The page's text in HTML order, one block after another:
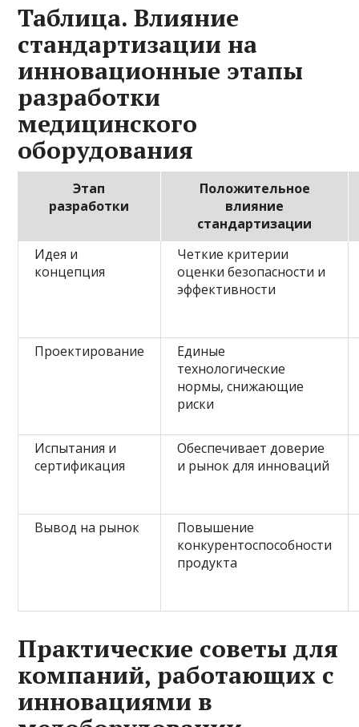
Таблица. Влияние
стандартизации на
инновационные этапы
разработки
медицинского
оборудования
Этап
разработки
Положительное
влияние
стандартизации
Идея и
концепция
Четкие критерии
оценки безопасности и
эффективности
Проектирование
Единые
технологические
нормы, снижающие
риски
Испытания и
сертификация
Обеспечивает доверие
и рынок для инноваций
Вывод на рынок
Повышение
конкурентоспособности
продукта
Практические советы для
компаний, работающих с
инновациями в